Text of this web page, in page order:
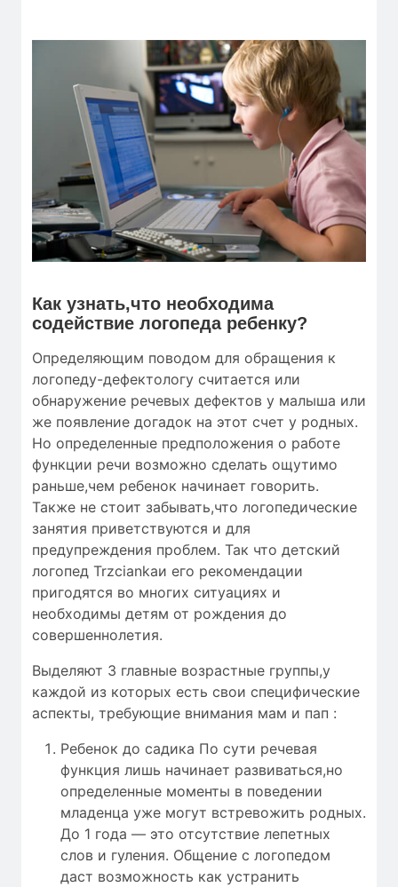
Как узнать,что необходима
содействие логопеда ребенку?
Определяющим поводом для обращения к
логопеду-дефектологу считается или
обнаружение речевых дефектов у малыша или
же появление догадок на этот счет у родных.
Но определенные предположения о работе
функции речи возможно сделать ощутимо
раньше,чем ребенок начинает говорить.
Также не стоит забывать,что логопедические
занятия приветствуются и для
предупреждения проблем. Так что детский
логопед Trzciankaи его рекомендации
пригодятся во многих ситуациях и
необходимы детям от рождения до
совершеннолетия.
Выделяют 3 главные возрастные группы,у
каждой из которых есть свои специфические
аспекты, требующие внимания мам и пап :
Ребенок до садика По сути речевая
функция лишь начинает развиваться,но
определенные моменты в поведении
младенца уже могут встревожить родных.
До 1 года — это отсутствие лепетных
слов и гуления. Общение с логопедом
даст возможность как устранить